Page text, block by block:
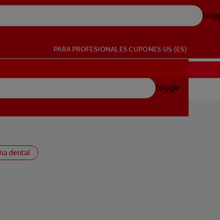
PARA PROFESIONALESCUPONES US (ES)
Toggle
dental